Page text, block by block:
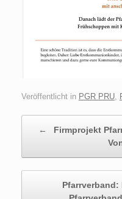
Veröffentlicht in PGR PRU,
←
Firmprojekt
Pfarrverband: